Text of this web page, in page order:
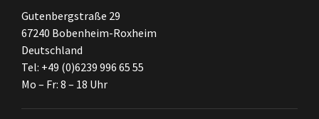
Gutenbergstraße 29
67240 Bobenheim-Roxheim
Deutschland
Tel: +49 (0)6239 996 65 55
Mo – Fr: 8 – 18 Uhr